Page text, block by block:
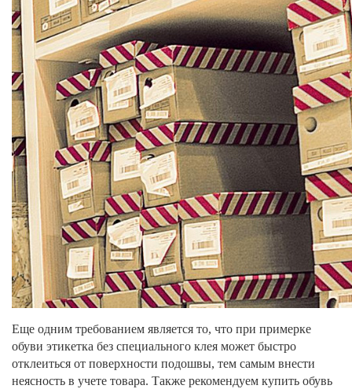
Еще одним требованием является то, что при примерке
обуви этикетка без специального клея может быстро
отклеиться от поверхности подошвы, тем самым внести
неясность в учете товара. Также рекомендуем купить обувь